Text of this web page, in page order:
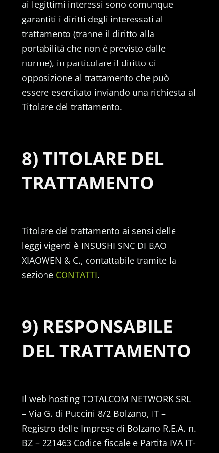
ai legittimi interessi sono comunque
garantiti i diritti degli interessati al
trattamento (tranne il diritto alla
portabilità che non è previsto dalle
norme), in particolare il diritto di
opposizione al trattamento che può
essere esercitato inviando una richiesta al
Titolare del trattamento.
8) TITOLARE DEL
TRATTAMENTO
Titolare del trattamento ai sensi delle
leggi vigenti è INSUSHI SNC DI BAO
XIAOWEN & C., contattabile tramite la
sezione CONTATTI.
9) RESPONSABILE
DEL TRATTAMENTO
Il web hosting TOTALCOM NETWORK SRL
– Via G. di Puccini 8/2 Bolzano, IT –
Registro delle Imprese di Bolzano R.E.A. n.
BZ – 221463 Codice fiscale e Partita IVA IT-